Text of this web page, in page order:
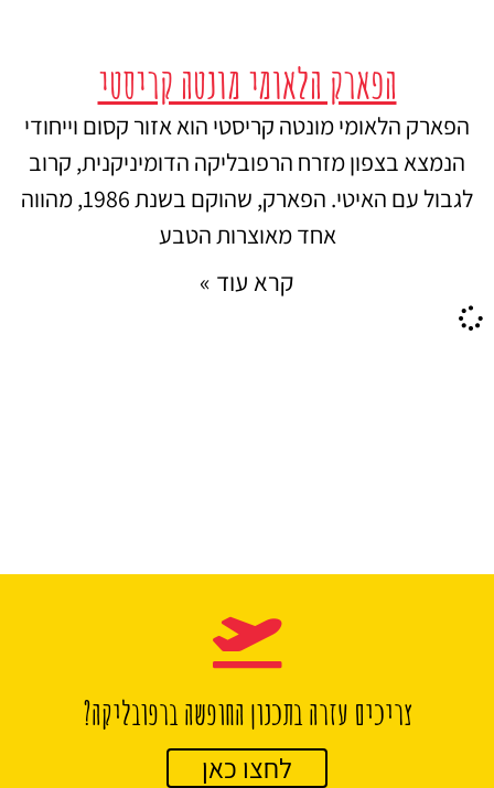
הפארק הלאומי מונטה קריסטי
הפארק הלאומי מונטה קריסטי הוא אזור קסום וייחודי
הנמצא בצפון מזרח הרפובליקה הדומיניקנית, קרוב
לגבול עם האיטי. הפארק, שהוקם בשנת 1986, מהווה
אחד מאוצרות הטבע
קרא עוד »
צריכים עזרה בתכנון החופשה ברפובליקה?
לחצו כאן